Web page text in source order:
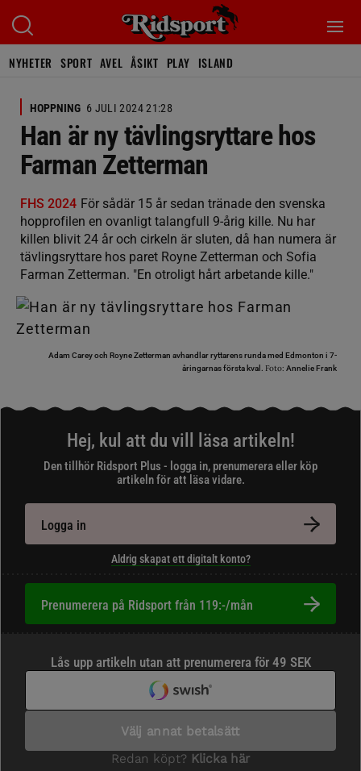
NYHETER SPORT AVEL ÅSIKT PLAY ISLAND
HOPPNING 6 JULI 2024 21:28
Han är ny tävlingsryttare hos
Farman Zetterman
FHS 2024 För sådär 15 år sedan tränade den svenska
hopprofilen en ovanligt talangfull 9-årig kille. Nu har
killen blivit 24 år och cirkeln är sluten, då han numera är
tävlingsryttare hos paret Royne Zetterman och Sofia
Farman Zetterman. "En otroligt hårt arbetande kille."
Adam Carey och Royne Zetterman avhandlar ryttarens runda med Edmonton i 7-
åringarnas första kval. Foto: Annelie Frank
Hej, kul att du vill läsa artikeln!
Den tillhör Ridsport Plus - logga in, prenumerera eller köp
artikeln för att läsa vidare.
Logga in
Aldrig skapat ett digitalt konto?
Prenumerera på Ridsport från 119:-/mån